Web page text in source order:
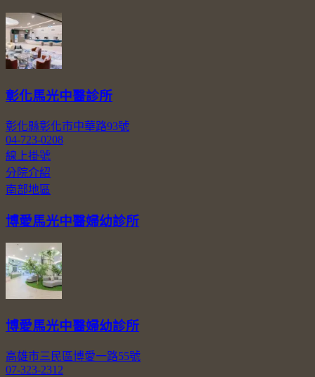
彰化馬光中醫診所
彰化縣彰化市中華路93號
04-723-0208
線上掛號
分院介紹
南部地區
博愛馬光中醫婦幼診所
博愛馬光中醫婦幼診所
高雄市三民區博愛一路55號
07-323-2312